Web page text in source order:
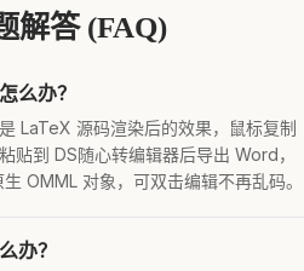
解答 (FAQ)
么办？
LaTeX 源码渲染后的效果，鼠标复制
贴到 DS随心转编辑器后导出 Word，
OMML 对象，可双击编辑不再乱码。
办？